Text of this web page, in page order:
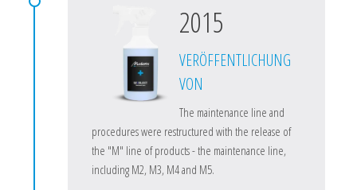
2015
VERÖFFENTLICHUNG
VON
The maintenance line and
procedures were restructured with the release of
the "M" line of products - the maintenance line,
including M2, M3, M4 and M5.